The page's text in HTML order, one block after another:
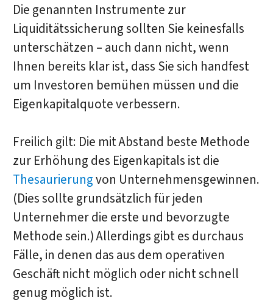
Die genannten Instrumente zur
Liquiditätssicherung sollten Sie keinesfalls
unterschätzen – auch dann nicht, wenn
Ihnen bereits klar ist, dass Sie sich handfest
um Investoren bemühen müssen und die
Eigenkapitalquote verbessern.
Freilich gilt: Die mit Abstand beste Methode
zur Erhöhung des Eigenkapitals ist die
Thesaurierungvon Unternehmensgewinnen.
(Dies sollte grundsätzlich für jeden
Unternehmer die erste und bevorzugte
Methode sein.) Allerdings gibt es durchaus
Fälle, in denen das aus dem operativen
Geschäft nicht möglich oder nicht schnell
genug möglich ist.